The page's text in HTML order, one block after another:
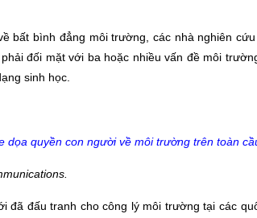
bất bình đẳng môi trường, các nhà nghiên
đối mặt với ba hoặc nhiều vấn đề môi
sinh học.
dọa quyền con người về môi trường trên toàn
đã đấu tranh cho công lý môi trường tại các